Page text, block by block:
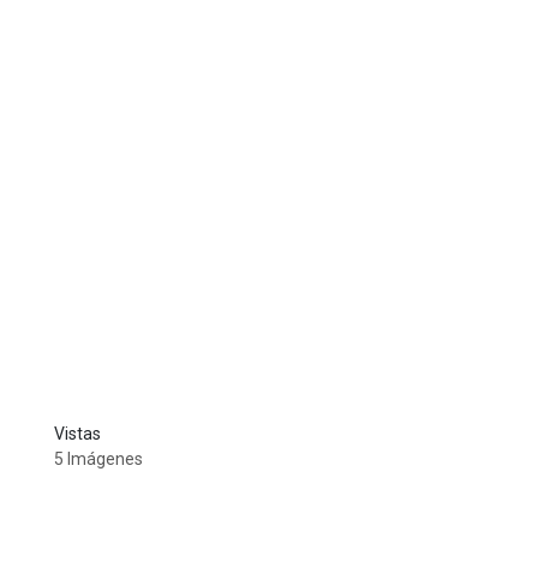
Vistas
5 Imágenes